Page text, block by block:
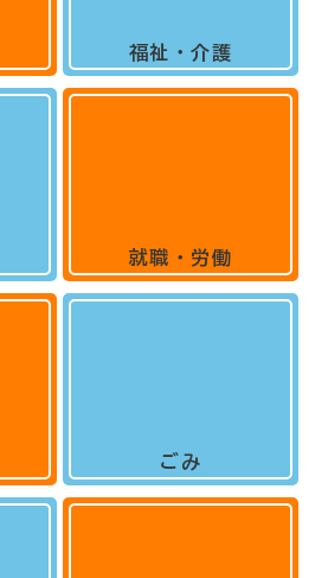
福祉・介護
就職・労働
ごみ